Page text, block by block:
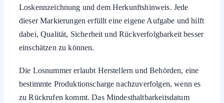
Loskennzeichnung und dem Herkunftshinweis. Jede
dieser Markierungen erfüllt eine eigene Aufgabe und hilft
dabei, Qualität, Sicherheit und Rückverfolgbarkeit besser
einschätzen zu können.
Die Losnummer erlaubt Herstellern und Behörden, eine
bestimmte Produktionscharge nachzuverfolgen, wenn es
zu Rückrufen kommt. Das Mindesthaltbarkeitsdatum